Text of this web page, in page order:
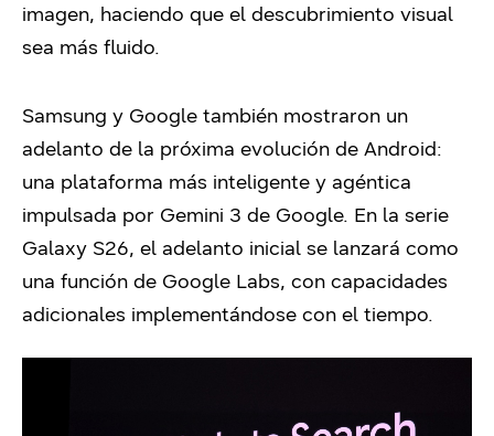
imagen, haciendo que el descubrimiento visual
sea más fluido.
Samsung y Google también mostraron un
adelanto de la próxima evolución de Android:
una plataforma más inteligente y agéntica
impulsada por Gemini 3 de Google. En la serie
Galaxy S26, el adelanto inicial se lanzará como
una función de Google Labs, con capacidades
adicionales implementándose con el tiempo.